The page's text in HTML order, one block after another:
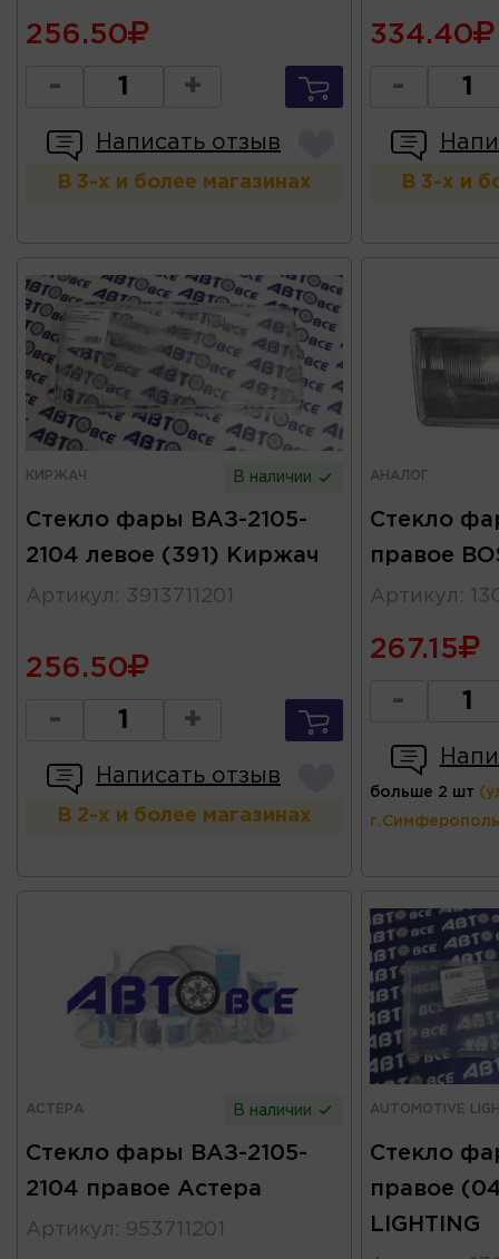
256.50
- +
Написать отзыв
В 3-х и более магазинах
334.40
-
В 3-х и
КИРЖАЧ В наличии
Стекло фары ВАЗ-2105-
2104 левое (391) Киржач
Артикул : 3913711201
256.50
- +
Написать отзыв
В 2-х и более магазинах
АНАЛОГ
Стекло
правое
Артикул :
267.15
-
больше 2 шт
АСТЕРА В наличии
Стекло фары ВАЗ-2105-
2104 правое Астера
Артикул : 953711201
AUTOMOTIVE
Стекло
правое
LIGHTING